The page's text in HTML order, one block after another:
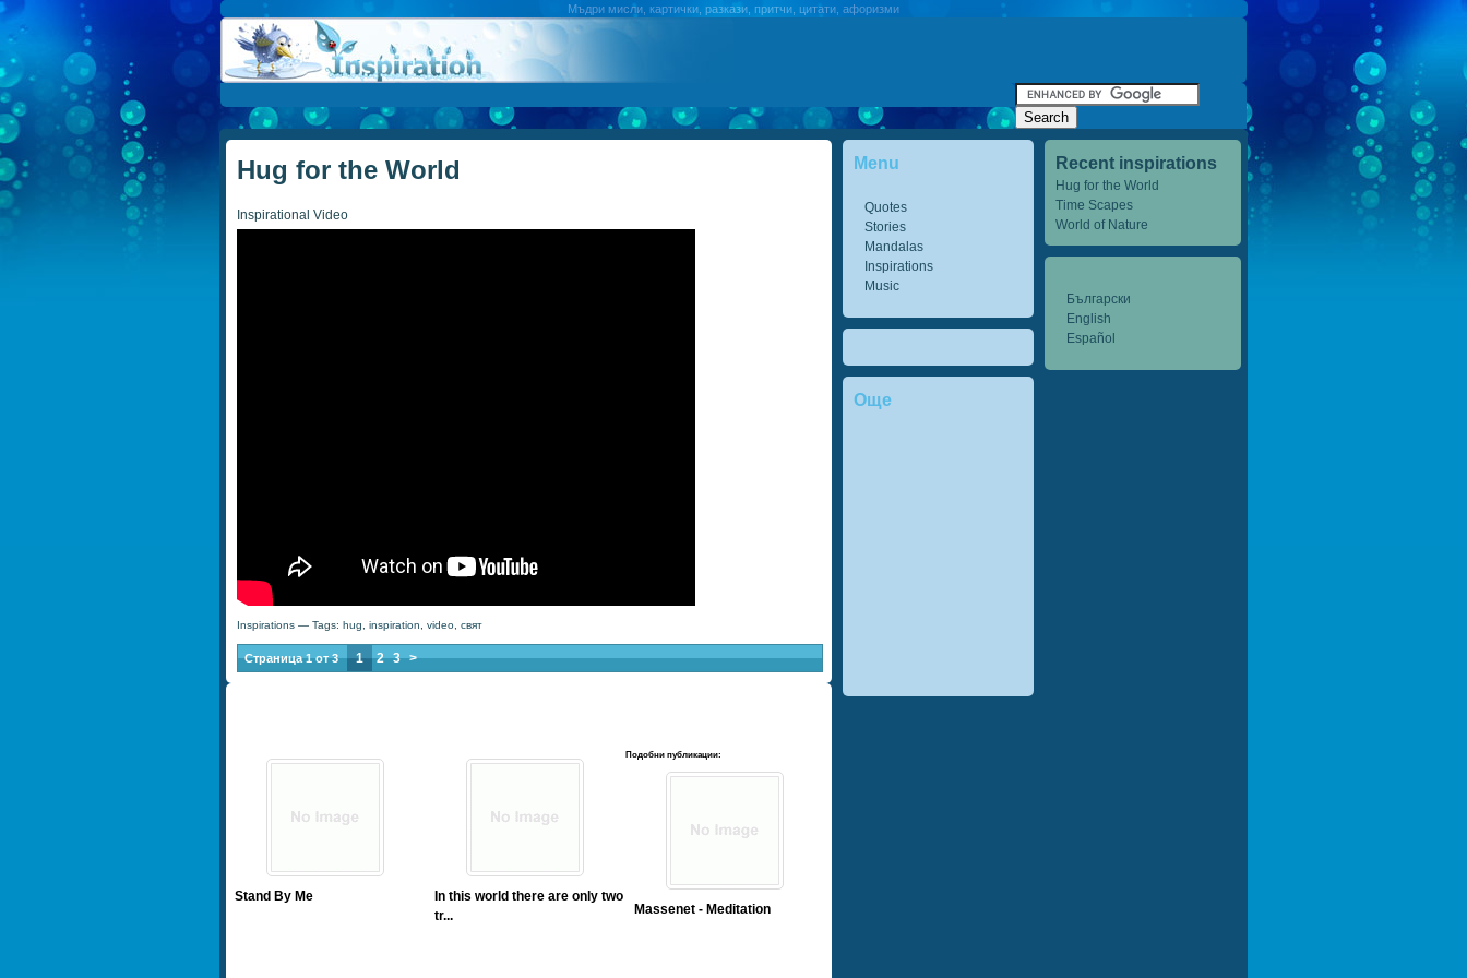
Мъдри мисли, картички, разкази, притчи, цитати, афоризми
Recent inspirations
Hug for the World
Time Scapes
World of Nature
Български
English
Español
Menu
Quotes
Stories
Mandalas
Inspirations
Music
Още
Hug for the World
Inspirational Video
Inspirations— Tags: hug inspiration video, свят
Страница 1 от 3 1 2 3 >
Подобни публикации:
Stand By Me
In this world there are only two
tr...
Massenet - Meditation